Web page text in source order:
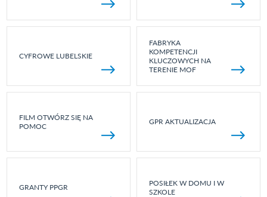
CYFROWE LUBELSKIE
FABRYKA
KOMPETENCJI
KLUCZOWYCH NA
TERENIE MOF
FILM OTWÓRZ SIĘ NA
POMOC
GPR AKTUALIZACJA
GRANTY PPGR
POSIŁEK W DOMU I W
SZKOLE